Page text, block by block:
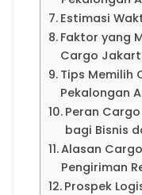
Estimasi
Faktor yang
Cargo
Tips Memilih
Pekalongan
Peran
bagi Bisnis
Alasan
Pengiriman
Prospek